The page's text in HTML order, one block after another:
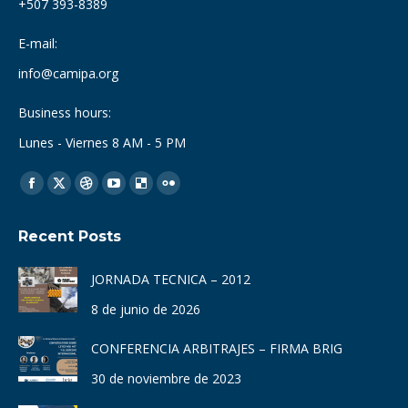
+507 393-8389
E-mail:
info@camipa.org
Business hours:
Lunes - Viernes 8 AM - 5 PM
Find us on:
Facebook
opens
in
new
window
X
opens
in
new
window
Dribbble
opens
new
window
YouTube
opens
new
window
Delicious
new
window
Flickr
new
window
Recent Posts
JORNADA TECNICA – 2012
8 de junio de 2026
CONFERENCIA ARBITRAJES – FIRMA BRIG
30 de noviembre de 2023